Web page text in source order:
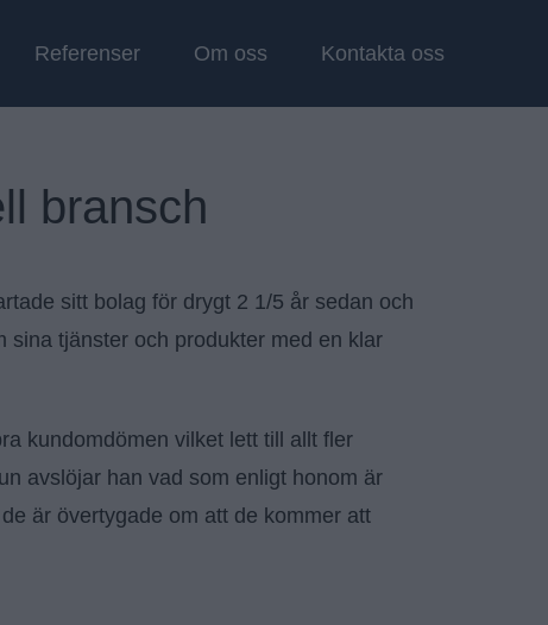
Referenser Om oss Kontakta oss
bransch
sitt bolag för drygt 2 1/5 år sedan och
sina tjänster och produkter med en klar
kundomdömen vilket lett till allt fler
avslöjar han vad som enligt honom är
är övertygade om att de kommer att